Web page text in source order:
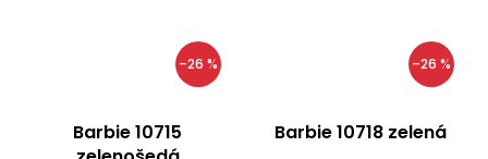
–26 %
Barbie 10715
–26 %
Barbie 10718 zelená